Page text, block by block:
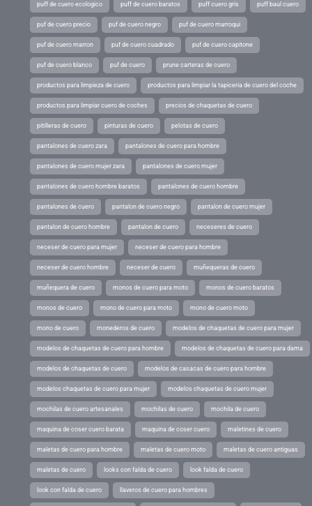
puff de cuero ecologico puff de cuero baratos puff cuero gris puff baul cuero
puf de cuero precio puf de cuero negro puf de cuero marroqui
puf de cuero marron puf de cuero cuadrado puf de cuero capitone
puf de cuero blanco puf de cuero prune carteras de cuero
productos para limpieza de cuero productos para limpiar la tapiceria de cuero del coche
productos para limpiar cuero de coches precios de chaquetas de cuero
pitilleras de cuero pinturas de cuero pelotas de cuero
pantalones de cuero zara pantalones de cuero para hombre
pantalones de cuero mujer zara pantalones de cuero mujer
pantalones de cuero hombre baratos pantalones de cuero hombre
pantalones de cuero pantalon de cuero negro pantalon de cuero mujer
pantalon de cuero hombre pantalon de cuero neceseres de cuero
neceser de cuero para mujer neceser de cuero para hombre
neceser de cuero hombre neceser de cuero muñequeras de cuero
muñequera de cuero monos de cuero para moto monos de cuero baratos
monos de cuero mono de cuero para moto mono de cuero moto
mono de cuero monederos de cuero modelos de chaquetas de cuero para mujer
modelos de chaquetas de cuero para hombre modelos de chaquetas de cuero para dama
modelos de chaquetas de cuero modelos de casacas de cuero para hombre
modelos chaquetas de cuero para mujer modelos chaquetas de cuero mujer
mochilas de cuero artesanales mochilas de cuero mochila de cuero
maquina de coser cuero barata maquina de coser cuero maletines de cuero
maletas de cuero para hombre maletas de cuero moto maletas de cuero antiguas
maletas de cuero looks con falda de cuero look falda de cuero
look con falda de cuero llaveros de cuero para hombres